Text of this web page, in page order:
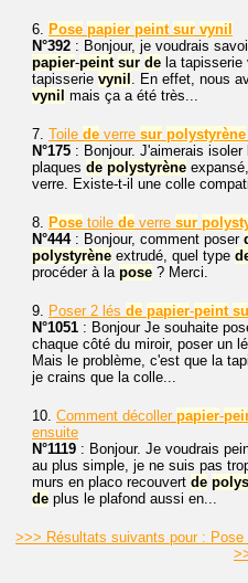
6. Pose papier peint sur vynil
N°392 : Bonjour, je voudrais
papier-peint sur de la tapisserie
tapisserie vynil . En effet, nous
vynil mais ça a été très...
7. Toile de verre sur polystyrène
N°175 : Bonjour. J'aimerais
plaques de polystyrène
verre. Existe-t-il une colle
8. Pose toile de verre sur
N°444: Bonjour, comment poser
polystyrène extrudé, quel type
procéder à la pose ? Merci.
9. Poser 2 lés de papier-peint
N°1051 : Bonjour Je souhaite
chaque côté du miroir, poser un lé
Mais le problème, c'est que la
je crains que la colle...
10. Comment décoller papier-
ensuite
N°1119 : Bonjour. Je voudrais
au plus simple, je ne suis pas
murs en placo recouvert de
de plus le plafond aussi en...
>>> Résultats suivants pour :